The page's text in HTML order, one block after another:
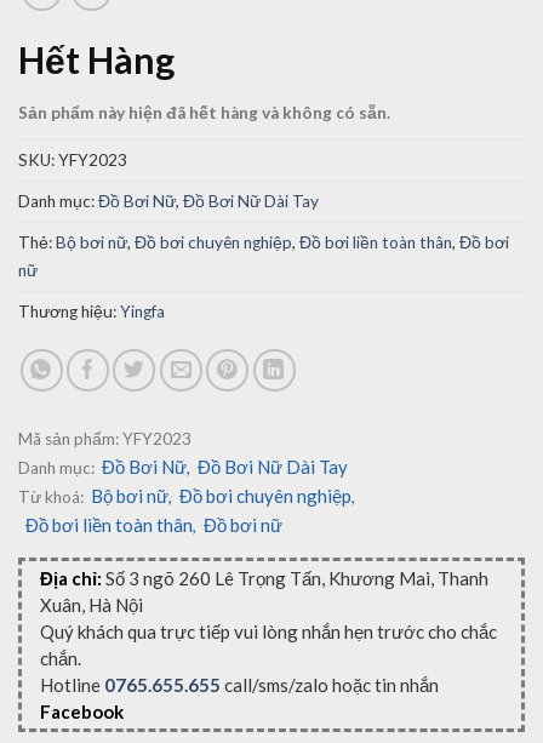
Hết Hàng
Sản phẩm này hiện đã hết hàng và không có sẵn.
SKU:YFY2023
Danh mục:Đồ Bơi Nữ, Đồ Bơi Nữ Dài Tay
Thẻ:Bộ bơi nữ, Đồ bơi chuyên nghiệp, Đồ bơi liền toàn thân, Đồ bơi
nữ
Thương hiệu:Yingfa
Mã sản phẩm:YFY2023
Danh mục: Đồ Bơi Nữ, Đồ Bơi Nữ Dài Tay
Từ khoá: Bộ bơi nữ, Đồ bơi chuyên nghiệp,
Đồ bơi liền toàn thân, Đồ bơi nữ
Địa chỉ: Số 3 ngõ 260 Lê Trọng Tấn, Khương Mai, Thanh
Xuân, Hà Nội
Quý khách qua trực tiếp vui lòng nhắn hẹn trước cho chắc
chắn.
Hotline 0765.655.655 call/sms/zalo hoặc tin nhắn
Facebook